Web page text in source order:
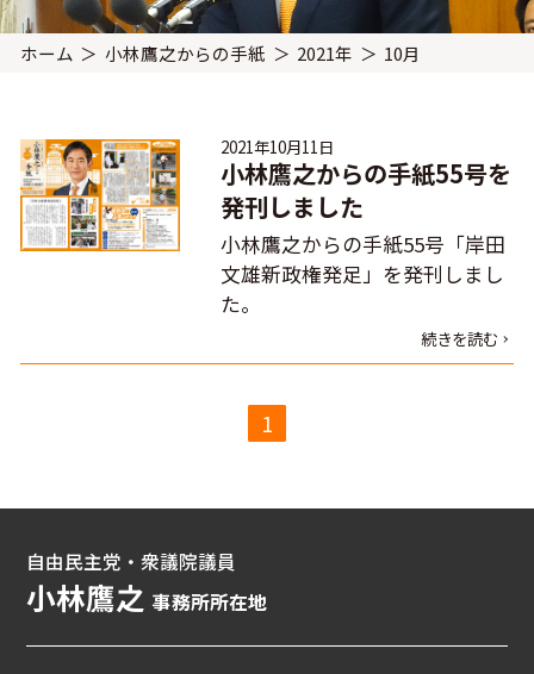
ホーム 小林鷹之からの手紙 2021年 10月
2021年10月11日
小林鷹之からの手紙55号を
発刊しました
小林鷹之からの手紙55号「岸田
文雄新政権発足」を発刊しまし
た。
続きを読む
1
自由民主党・衆議院議員
小林鷹之事務所所在地